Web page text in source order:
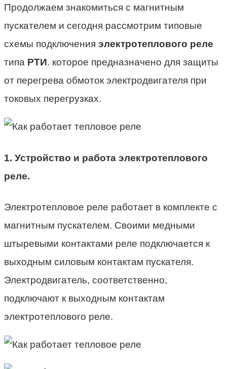
Продолжаем знакомиться с магнитным
пускателем и сегодня рассмотрим типовые
схемы подключения электротеплового реле
типа РТИ. которое предназначено для защиты
от перегрева обмоток электродвигателя при
токовых перегрузках.
1. Устройство и работа электротеплового
реле.
Электротепловое реле работает в комплекте с
магнитным пускателем. Своими медными
штыревыми контактами реле подключается к
выходным силовым контактам пускателя.
Электродвигатель, соответственно,
подключают к выходным контактам
электротеплового реле.